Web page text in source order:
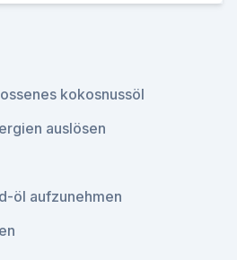
kokosnussöl
auslösen
öl aufzunehmen